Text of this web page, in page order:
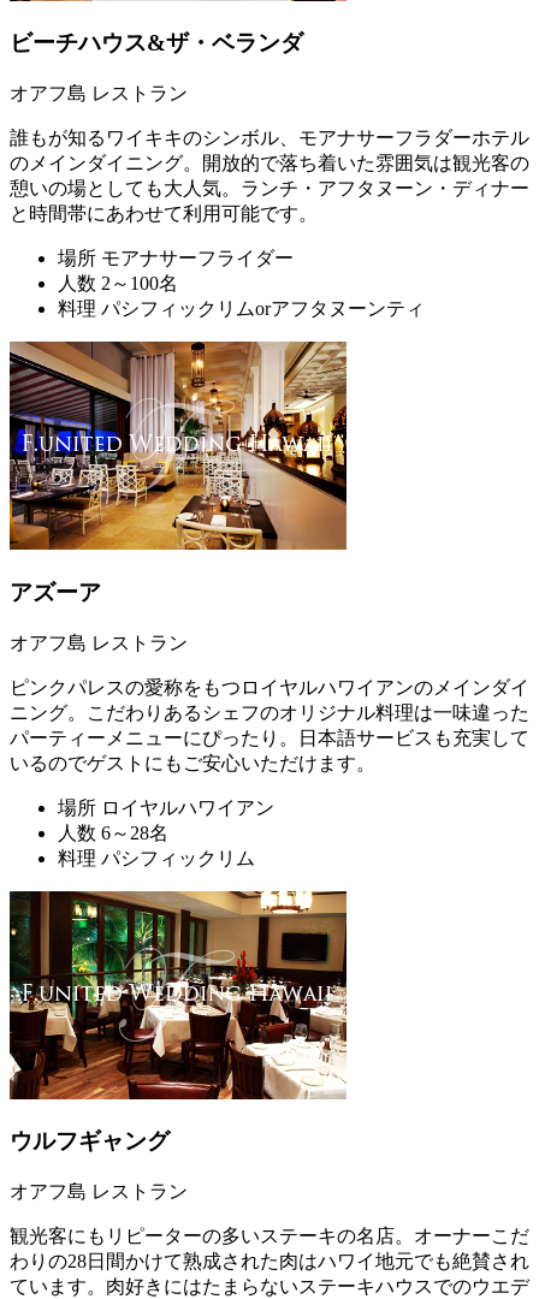
ビーチハウス&ザ・ベランダ
オアフ島 レストラン
誰もが知るワイキキのシンボル、モアナサーフラダーホテル
のメインダイニング。開放的で落ち着いた雰囲気は観光客の
憩いの場としても大人気。ランチ・アフタヌーン・ディナー
と時間帯にあわせて利用可能です。
場所 モアナサーフライダー
人数 2～100名
料理 パシフィックリムorアフタヌーンティ
アズーア
オアフ島 レストラン
ピンクパレスの愛称をもつロイヤルハワイアンのメインダイ
ニング。こだわりあるシェフのオリジナル料理は一味違った
パーティーメニューにぴったり。日本語サービスも充実して
いるのでゲストにもご安心いただけます。
場所 ロイヤルハワイアン
人数 6～28名
料理 パシフィックリム
ウルフギャング
オアフ島 レストラン
観光客にもリピーターの多いステーキの名店。オーナーこだ
わりの28日間かけて熟成された肉はハワイ地元でも絶賛され
ています。肉好きにはたまらないステーキハウスでのウエデ